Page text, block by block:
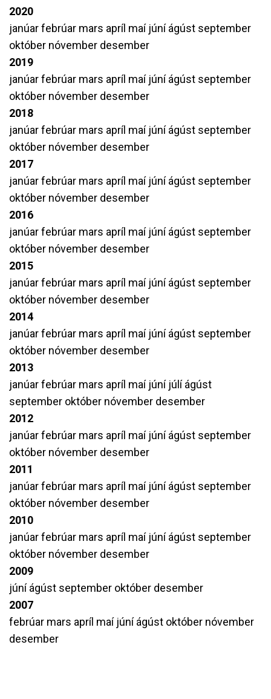
2020
janúarfebrúar mars apríl maí júníágúst september
október nóvember desember
2019
janúarfebrúar mars apríl maí júníágúst september
október nóvember desember
2018
janúarfebrúar mars apríl maí júníágúst september
október nóvember desember
2017
janúarfebrúar mars apríl maí júníágúst september
október nóvember desember
2016
janúarfebrúar mars apríl maí júníágúst september
október nóvember desember
2015
janúarfebrúar mars apríl maí júníágúst september
október nóvember desember
2014
janúarfebrúar mars apríl maí júníágúst september
október nóvember desember
2013
janúarfebrúar mars apríl maí júní júlíágúst
september október nóvember desember
2012
janúarfebrúar mars apríl maí júníágúst september
október nóvember desember
2011
janúarfebrúar mars apríl maí júníágúst september
október nóvember desember
2010
janúarfebrúar mars apríl maí júníágúst september
október nóvember desember
2009
júníágúst september október desember
2007
febrúar mars apríl maí júníágúst október nóvember
desember